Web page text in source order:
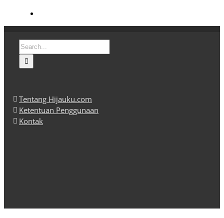
Search
for:
Tentang Hijauku.com
Ketentuan Penggunaan
Kontak